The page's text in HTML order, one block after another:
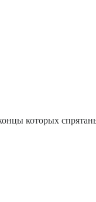
которых